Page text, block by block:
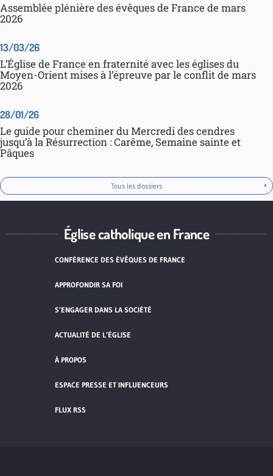
Assemblée plénière des évêques de France de mars
2026
13/03/26
L’Église de France en fraternité avec les églises du
Moyen-Orient mises à l’épreuve par le conflit de mars
2026
28/01/26
Le guide pour cheminer du Mercredi des cendres
jusqu’à la Résurrection : Carême, Semaine sainte et
Pâques
Tous les dossiers
Église catholique en France
CONFÉRENCE DES ÉVÊQUES DE FRANCE
APPROFONDIR SA FOI
S’ENGAGER DANS LA SOCIÉTÉ
ACTUALITÉ DE L’ÉGLISE
À PROPOS
ESPACE PRESSE ET INFLUENCEURS
FLUX RSS